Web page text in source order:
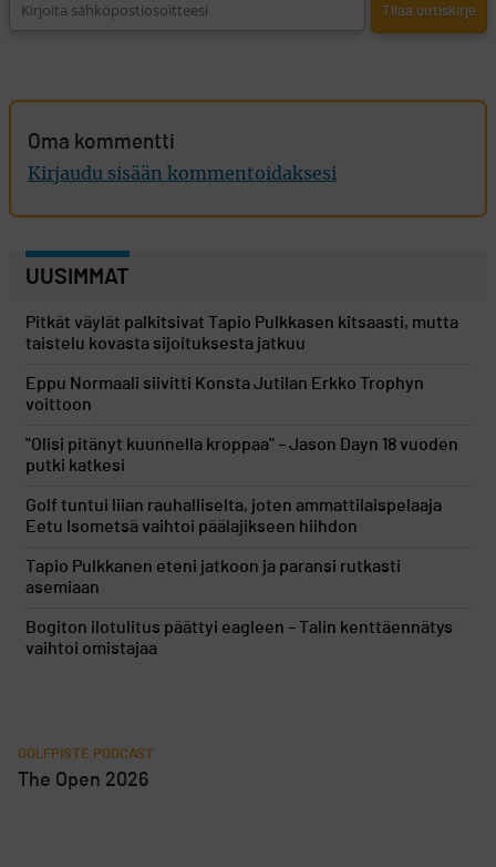
Oma kommentti
Kirjaudu sisään kommentoidaksesi
UUSIMMAT
Pitkät väylät palkitsivat Tapio Pulkkasen kitsaasti, mutta
taistelu kovasta sijoituksesta jatkuu
Eppu Normaali siivitti Konsta Jutilan Erkko Trophyn
voittoon
"Olisi pitänyt kuunnella kroppaa" – Jason Dayn 18 vuoden
putki katkesi
Golf tuntui liian rauhalliselta, joten ammattilaispelaaja
Eetu Isometsä vaihtoi päälajikseen hiihdon
Tapio Pulkkanen eteni jatkoon ja paransi rutkasti
asemiaan
Bogiton ilotulitus päättyi eagleen – Talin kenttäennätys
vaihtoi omistajaa
GOLFPISTE PODCAST
The Open 2026